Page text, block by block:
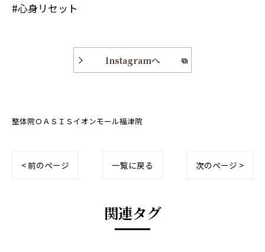
#心身リセット
Instagramへ
整体院ＯＡＳＩＳイオンモール福津院
< 前のページ 一覧に戻る 次のページ >
関連タグ